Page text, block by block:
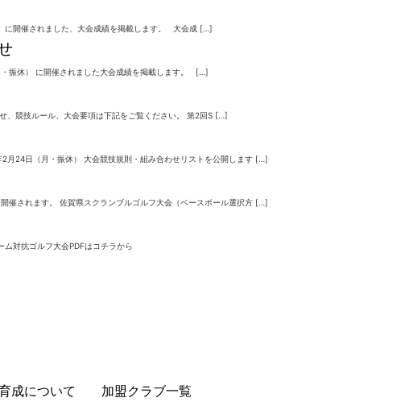
に開催されました、大会成績を掲載します。 大会成 […]
・振休） に開催されました大会成績を掲載します。 […]
、競技ルール、大会要項は下記をご覧ください。 第2回S […]
月24日（月・振休） 大会競技規則・組み合わせリストを公開します […]
催されます。 佐賀県スクランブルゴルフ大会（ベースボール選択方 […]
対抗ゴルフ大会PDFはコチラから
成について 加盟クラブ一覧